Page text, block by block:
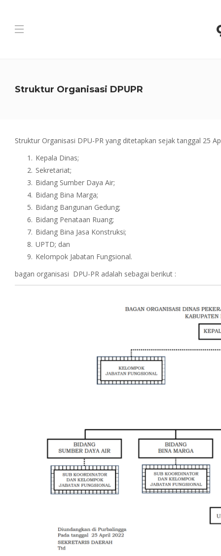
Struktur Organisasi DPUPR
Struktur Organisasi DPU-PR yang ditetapkan sejak tanggal 25
Kepala Dinas;
Sekretariat;
Bidang Sumber Daya Air;
Bidang Bina Marga;
Bidang Bangunan Gedung;
Bidang Penataan Ruang;
Bidang Bina Jasa Konstruksi;
UPTD; dan
Kelompok Jabatan Fungsional.
bagan organisasi DPU-PR adalah sebagai berikut :